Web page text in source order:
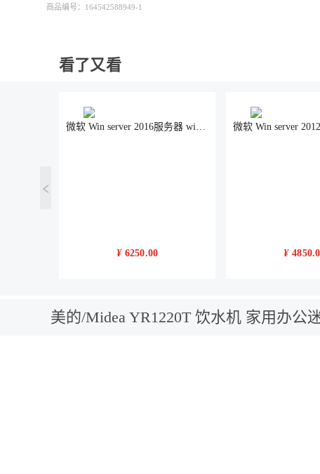
商品编号： 164542588949-1
看了又看
微软 Win server 2016服务器 win svr2016标准版 中文5用户 64位
¥ 6250.00 ¥
美的/Midea YR1220T 饮水机 家用办公